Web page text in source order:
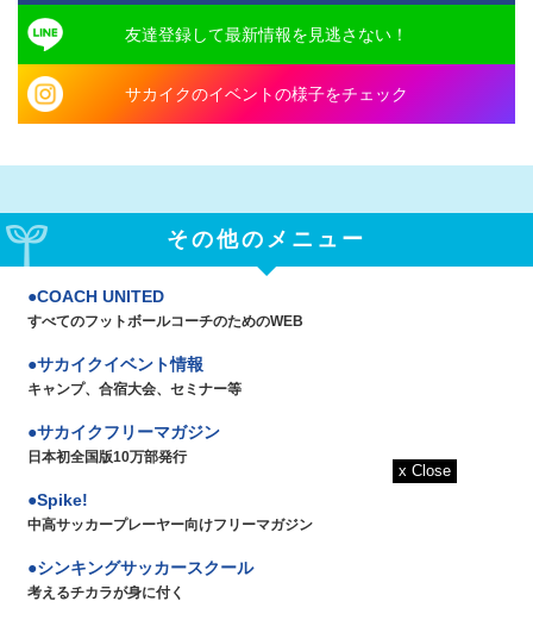
友達登録して最新情報を見逃さない！
サカイクのイベントの様子をチェック
その他のメニュー
COACH UNITED
すべてのフットボールコーチのためのWEB
サカイクイベント情報
キャンプ、合宿大会、セミナー等
サカイクフリーマガジン
日本初全国版10万部発行
Spike!
中高サッカープレーヤー向けフリーマガジン
シンキングサッカースクール
考えるチカラが身に付く